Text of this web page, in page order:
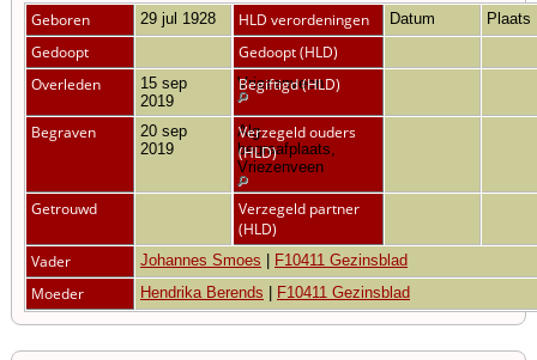
Geboren 29 jul 1928 HLD verordeningen Datum Plaats
Gedoopt
Gedoopt (HLD)
Overleden
15 sep
2019
Vriezenveen
Begiftigd (HLD)
Begraven
20 sep
2019
Alg.
begraafplaats,
Vriezenveen
Verzegeld ouders
(HLD)
Getrouwd
Verzegeld partner
(HLD)
Vader
Johannes Smoes F10411 Gezinsblad
Moeder Hendrika Berends F10411 Gezinsblad